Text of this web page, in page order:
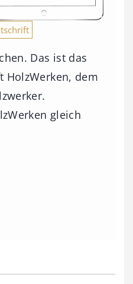
Das ist das
HolzWerken, dem
gleich